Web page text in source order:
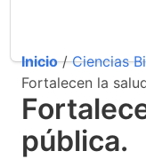
Inicio/Ciencias
Fortalecen la
pública.